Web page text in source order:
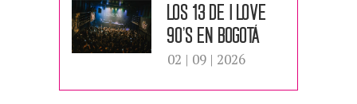
LOS 13 DE I LOVE
90’S EN BOGOTÁ
02 | 09 | 2026